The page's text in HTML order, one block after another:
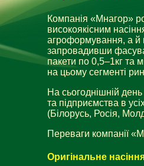
Компанія «Мнагор»
високоякісним
агроформування, а й
запровадивши
пакети по 0,5–1кг та
на цьому сегменті
На сьогоднішній
та підприємства в
(Білорусь, Росія,
Переваги компанії
Оригінальне